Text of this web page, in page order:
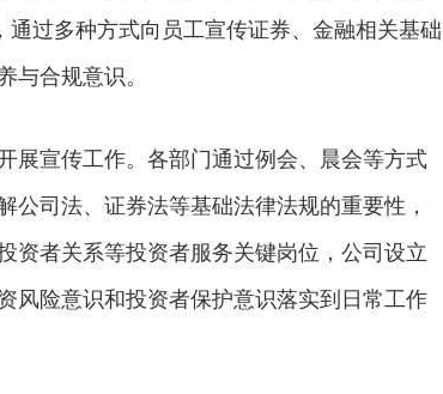
通过多种方式向员工宣传证券、金融相关基础
合规意识。
展宣传工作。各部门通过例会、晨会等方式
公司法、证券法等基础法律法规的重要性，
资者关系等投资者服务关键岗位，公司设立
风险意识和投资者保护意识落实到日常工作